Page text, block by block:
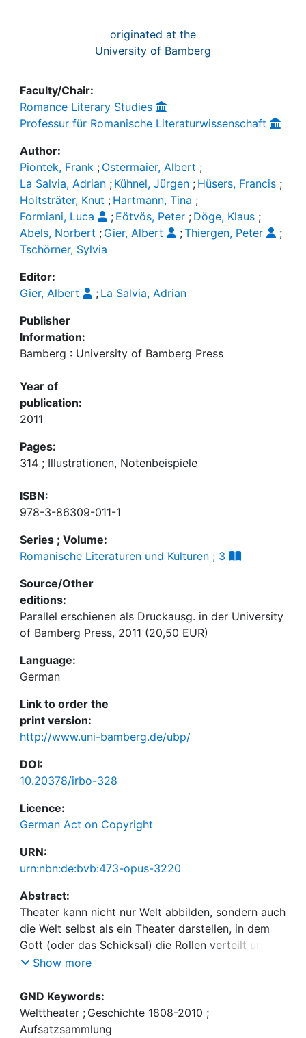
originated at the
University of Bamberg
Faculty/Chair:
Romance Literary Studies
Professur für Romanische Literaturwissenschaft
Author:
Piontek, Frank ; Ostermaier, Albert ;
La Salvia, Adrian ; Kühnel, Jürgen ; Hüsers, Francis ;
Holtsträter, Knut ; Hartmann, Tina ;
Formiani, Luca
; Eötvös, Peter ; Döge, Klaus ;
Abels, Norbert ; Gier, Albert ;Thiergen, Peter
;
Tschörner, Sylvia
Editor:
Gier, Albert
; La Salvia, Adrian
Publisher
Information:
Bamberg : University of Bamberg Press
Year of
publication:
2011
Pages:
314 ; Illustrationen, Notenbeispiele
ISBN:
978-3-86309-011-1
Series ; Volume:
Romanische Literaturen und Kulturen ; 3
Source/Other
editions:
Parallel erschienen als Druckausg. in der University
of Bamberg Press, 2011 (20,50 EUR)
Language:
German
Link to order the
print version:
http://www.uni-bamberg.de/ubp/
DOI:
10.20378/irbo-328
Licence:
German Act on Copyright
URN:
urn:nbn:de:bvb:473-opus-3220
Abstract:
Theater kann nicht nur Welt abbilden, sondern auch
die Welt selbst als ein Theater darstellen, in dem
Gott (oder das Schicksal) die Rollen verteilt und
Regie führt. So wurde 'Welttheater' im
Aufklärung schwindet der Glaube an den göttlichen
Regisseur, die Denkfigur 'Welttheater' behält aber
auch im 19. und 20. Jahrhundert ihre Attraktivität.
Show more
GND Keywords:
Welttheater ; Geschichte 1808-2010 ;
Aufsatzsammlung